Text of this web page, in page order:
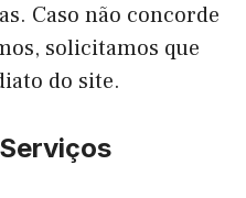
Caso não concorde
solicitamos que
do site.